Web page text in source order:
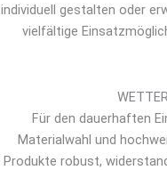
individuell gestalten oder
vielfältige
Für den dauerhaften
Materialwahl und
Produkte robust,